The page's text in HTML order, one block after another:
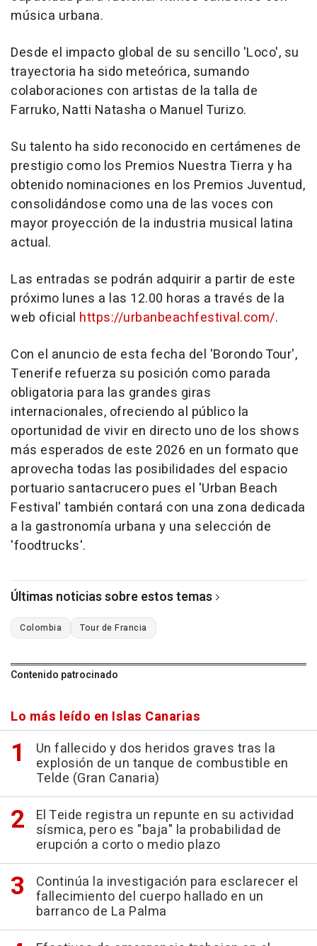
música urbana.
Desde el impacto global de su sencillo 'Loco', su
trayectoria ha sido meteórica, sumando
colaboraciones con artistas de la talla de
Farruko, Natti Natasha o Manuel Turizo.
Su talento ha sido reconocido en certámenes de
prestigio como los Premios Nuestra Tierra y ha
obtenido nominaciones en los Premios Juventud,
consolidándose como una de las voces con
mayor proyección de la industria musical latina
actual.
Las entradas se podrán adquirir a partir de este
próximo lunes a las 12.00 horas a través de la
web oficial https://urbanbeachfestival.com/.
Con el anuncio de esta fecha del 'Borondo Tour',
Tenerife refuerza su posición como parada
obligatoria para las grandes giras
internacionales, ofreciendo al público la
oportunidad de vivir en directo uno de los shows
más esperados de este 2026 en un formato que
aprovecha todas las posibilidades del espacio
portuario santacrucero pues el 'Urban Beach
Festival' también contará con una zona dedicada
a la gastronomía urbana y una selección de
'foodtrucks'.
Últimas noticias sobre estos temas
Colombia Tour de Francia
Contenido patrocinado
Lo más leído en Islas Canarias
Un fallecido y dos heridos graves tras la
explosión de un tanque de combustible en
Telde (Gran Canaria)
El Teide registra un repunte en su actividad
sísmica, pero es "baja" la probabilidad de
erupción a corto o medio plazo
Continúa la investigación para esclarecer el
fallecimiento del cuerpo hallado en un
barranco de La Palma